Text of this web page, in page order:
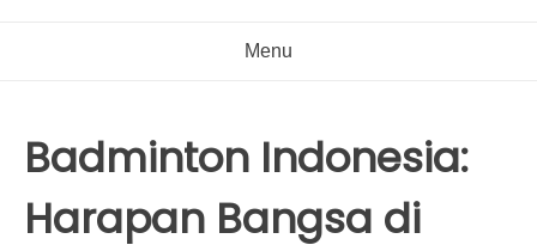
Menu
Badminton Indonesia:
Harapan Bangsa di